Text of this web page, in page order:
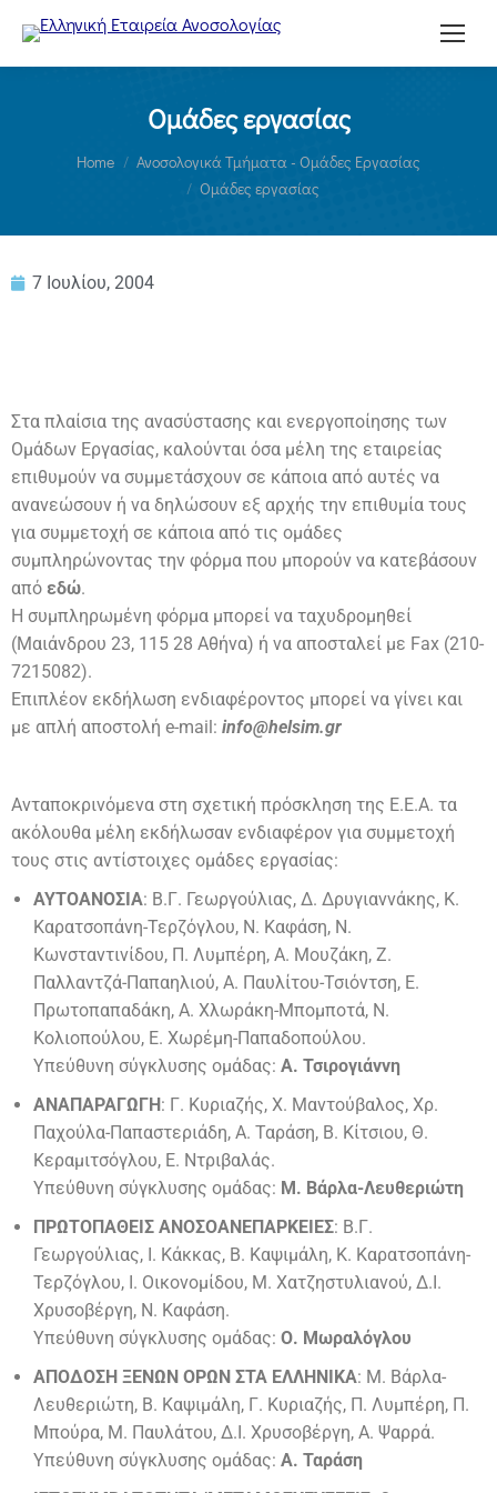
Ομάδες εργασίας
You are here:
Home
Ανοσολογικά Τμήματα - Ομάδες Εργασίας
Ομάδες εργασίας
7 Ιουλίου, 2004
Στα πλαίσια της ανασύστασης και ενεργοποίησης των
Ομάδων Εργασίας, καλούνται όσα μέλη της εταιρείας
επιθυμούν να συμμετάσχουν σε κάποια από αυτές να
ανανεώσουν ή να δηλώσουν εξ αρχής την επιθυμία τους
για συμμετοχή σε κάποια από τις ομάδες
συμπληρώνοντας την φόρμα που μπορούν να κατεβάσουν
από εδώ.
Η συμπληρωμένη φόρμα μπορεί να ταχυδρομηθεί
(Μαιάνδρου 23, 115 28 Αθήνα) ή να αποσταλεί με Fax (210-
7215082).
Επιπλέον εκδήλωση ενδιαφέροντος μπορεί να γίνει και
με απλή αποστολή e-mail: info@helsim.gr
Aνταποκρινόμενα στη σχετική πρόσκληση της Ε.Ε.Α. τα
ακόλουθα μέλη εκδήλωσαν ενδιαφέρον για συμμετοχή
τους στις αντίστοιχες ομάδες εργασίας:
ΑΥΤΟΑΝΟΣΙΑ: Β.Γ. Γεωργούλιας, Δ. Δρυγιαννάκης, Κ.
Καρατσοπάνη-Τερζόγλου, Ν. Καφάση, Ν.
Κωνσταντινίδου, Π. Λυμπέρη, Α. Moυζάκη, Ζ.
Παλλαντζά-Παπαηλιού, Α. Παυλίτου-Τσιόντση, Ε.
Πρωτοπαπαδάκη, Α. Χλωράκη-Μπομποτά, Ν.
Κολιοπούλου, Ε. Χωρέμη-Παπαδοπούλου.
Υπεύθυνη σύγκλυσης ομάδας: Α. Τσιρογιάννη
ΑΝΑΠΑΡΑΓΩΓΗ: Γ. Κυριαζής, Χ. Μαντούβαλος, Χρ.
Παχούλα-Παπαστεριάδη, Α. Ταράση, Β. Κίτσιου, Θ.
Κεραμιτσόγλου, Ε. Ντριβαλάς.
Υπεύθυνη σύγκλυσης ομάδας: Μ. Βάρλα-Λευθεριώτη
ΠΡΩΤΟΠΑΘΕΙΣ ΑΝΟΣΟΑΝΕΠΑΡΚΕΙΕΣ: Β.Γ.
Γεωργούλιας, Ι. Κάκκας, Β. Καψιμάλη, Κ. Καρατσοπάνη-
Τερζόγλου, I. Oικονομίδου, Μ. Χατζηστυλιανού, Δ.Ι.
Χρυσοβέργη, Ν. Καφάση.
Υπεύθυνη σύγκλυσης ομάδας: Ο. Μωραλόγλου
ΑΠΟΔΟΣΗ ΞΕΝΩΝ ΟΡΩΝ ΣΤΑ ΕΛΛΗΝΙΚΑ: M. Bάρλα-
Λευθεριώτη, Β. Καψιμάλη, Γ. Κυριαζής, Π. Λυμπέρη, Π.
Μπούρα, Μ. Παυλάτου, Δ.Ι. Χρυσοβέργη, Α. Ψαρρά.
Υπεύθυνη σύγκλυσης ομάδας: Α. Ταράση